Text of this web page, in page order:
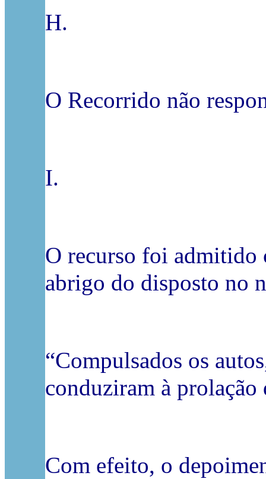
H.
O Recorrido não
I.
O recurso foi admitido
abrigo do disposto no
“Compulsados os
conduziram à prolação
Com efeito, o